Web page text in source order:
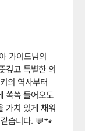
가이드님의
깊고 특별한 의
의 역사부터
쏙쏙 들어오도
가치 있게 채워
습니다. 💬🐾